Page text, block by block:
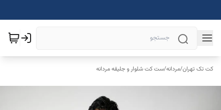
کت تک تهران/مردانه/ست کت شلوار و جلیقه مردانه